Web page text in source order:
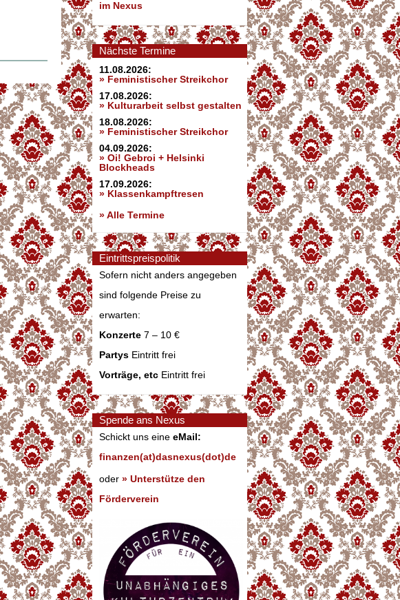
im Nexus
Nächste Termine
11.08.2026:
» Feministischer Streikchor
17.08.2026:
» Kulturarbeit selbst gestalten
18.08.2026:
» Feministischer Streikchor
04.09.2026:
» Oi! Gebroi + Helsinki
Blockheads
17.09.2026:
» Klassenkampftresen
» Alle Termine
Eintrittspreispolitik
Sofern nicht anders angegeben
sind folgende Preise zu
erwarten:
Konzerte 7 – 10 €
Partys Eintritt frei
Vorträge, etc Eintritt frei
Spende ans Nexus
Schickt uns eine eMail:
finanzen(at)dasnexus(dot)de
oder » Unterstütze den
Förderverein